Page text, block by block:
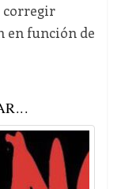
corregir
en función de